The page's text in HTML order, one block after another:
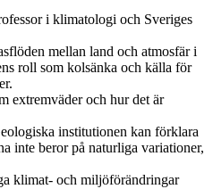
i klimatologi och Sveriges
mellan land och atmosfär i
roll som kolsänka och källa för
extremväder och hur det är
institutionen kan förklara
inte beror på naturliga variationer,
klimat- och miljöförändringar